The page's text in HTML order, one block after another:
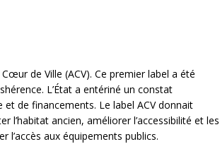
de Ville (ACV). Ce premier label a été
L’État a entériné un constat
de financements. Le label ACV donnait
l’habitat ancien, améliorer l’accessibilité et les
l’accès aux équipements publics.